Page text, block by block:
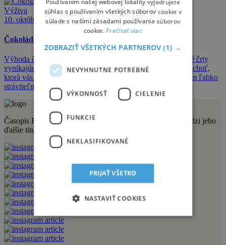
Výživa
10. októbra 2018
Čokoládové mlieko – dokonalý športový nápoj
Výhoda čokoládového mlieka je v tom, že má dve základné črty
vynikajúceho výživového doplnku športovca. Má výbornú chuť,
ktorá vás núti dať si ešte pár hltov, a je prirodzeným zdrojom ľahko
stráviteľnej potravy pre svaly.
Časopis Relax vydáva vydavateľstvo Sportmedia s.r.o. Medzi jeho
ďalšie tituly patria aj:
Používaním našej webovej lokality vyjadrujete
súhlas s používaním všetkých súborov cookie v
súlade s našimi zásadami používania súborov
cookie. Prečítať viac
ZOBRAZIŤ VŠETKÝCH PARTNEROV(1) →
NEVYHNUTNE POTREBNÉ
VÝKONNOSŤ CIELENIE
FUNKCIE
NEKLASIFIKOVANÉ
PRIJAŤ VŠETKO
NASTAVIŤ COOKIES